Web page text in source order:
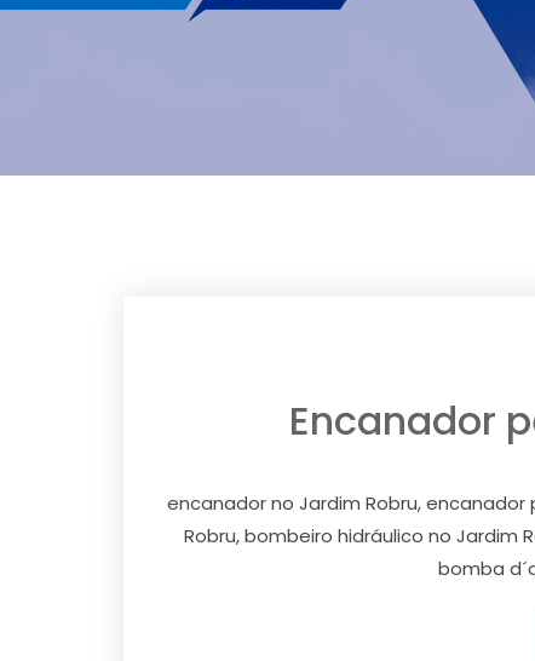
Encanador
encanador no Jardim Robru, encanador
Robru, bombeiro hidráulico no Jardim
bomba